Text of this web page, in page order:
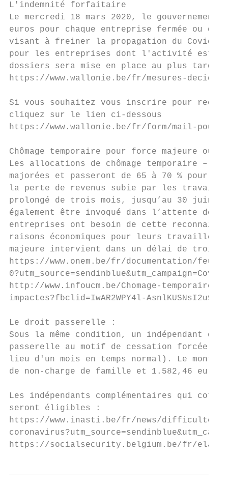
L'indemnité forfaitaire
Le mercredi 18 mars 2020, le
euros pour chaque entreprise fermée ou
visant à freiner la propagation du Covid-
pour les entreprises dont l'activité est
dossiers sera mise en place au plus tard le
https://www.wallonie.be/fr/mesures-
Si vous souhaitez vous inscrire pour
cliquez sur le lien ci-dessous
https://www.wallonie.be/fr/form/mail-pour-
Chômage temporaire pour force majeure ou
Les allocations de chômage temporaire –
majorées et passeront de 65 à 70 % pour
la perte de revenus subie par les
prolongé de trois mois, jusqu’au 30 juin
également être invoqué dans l’attente
entreprises ont besoin de cette
raisons économiques pour leurs
majeure intervient dans un délai de trois
https://www.onem.be/fr/documentation/
http://www.infoucm.be/Chomage-
impactes?fbclid=IwAR2WPY4l-
Le droit passerelle :
Sous la même condition, un
passerelle au motif de cessation forcée
lieu d'un mois en temps normal). Le
de non-charge de famille et 1.582,46
Les indépendants complémentaires qui
seront éligibles :
https://www.inasti.be/fr/news/difficultes-
https://socialsecurity.belgium.be/fr/